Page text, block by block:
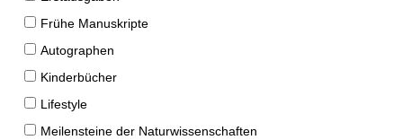
Frühe Manuskripte
Autographen
Kinderbücher
Lifestyle
Meilensteine der Naturwissenschaften